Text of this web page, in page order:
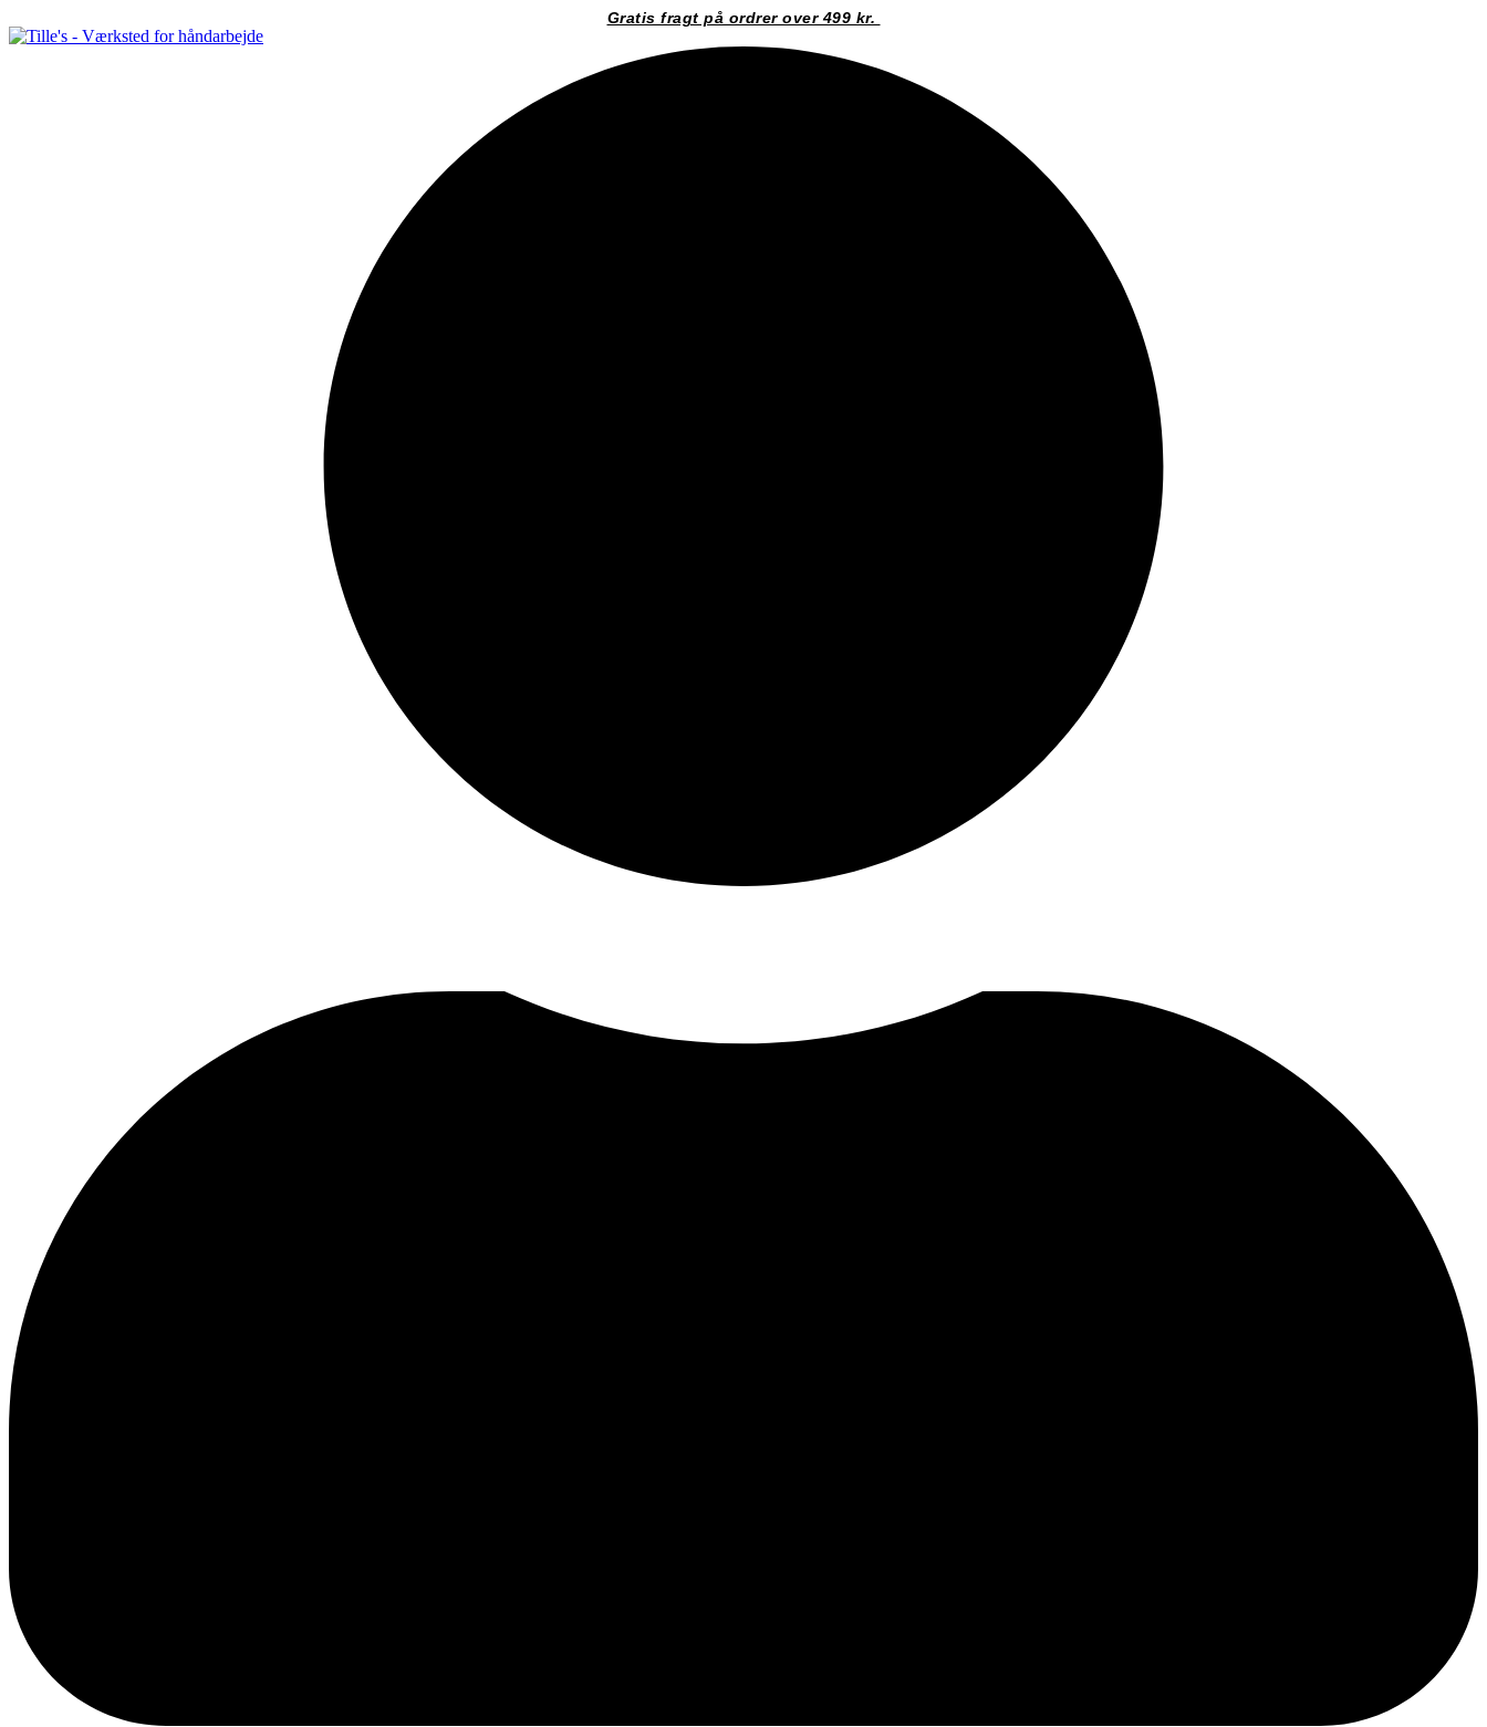
til
Gratis fragt på ordrer over 499 kr.